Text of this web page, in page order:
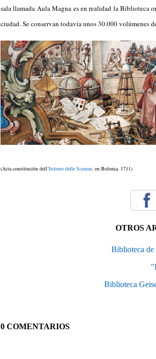
sala llamada Aula Magna es en realidad la
ciudad. Se conservan todavía unos 30.000 volúmenes
(Acta constitución dell’Istituto delle Scienze, en Bolonia, 1711)
OTROS
Biblioteca de
Biblioteca
0 COMENTARIOS